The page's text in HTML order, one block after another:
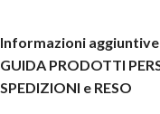
Informazioni aggiuntive
GUIDA PRODOTTI
SPEDIZIONI e RESO